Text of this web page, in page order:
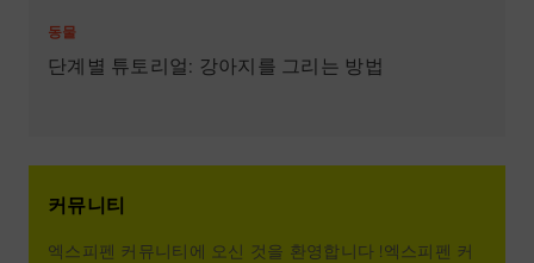
동물
단계별 튜토리얼: 강아지를 그리는 방법
커뮤니티
엑스피펜 커뮤니티에 오신 것을 환영합니다 !엑스피펜 커